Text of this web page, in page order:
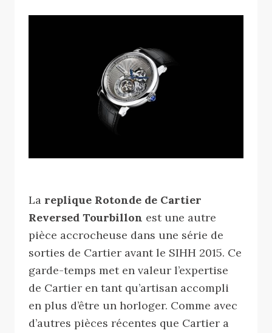
La replique Rotonde de Cartier
Reversed Tourbillon est une autre
pièce accrocheuse dans une série de
sorties de Cartier avant le SIHH 2015. Ce
garde-temps met en valeur l’expertise
de Cartier en tant qu’artisan accompli
en plus d’être un horloger. Comme avec
d’autres pièces récentes que Cartier a